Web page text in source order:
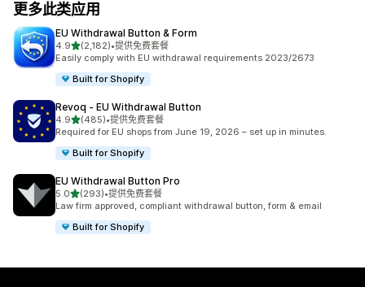
更多此类应用
EU Withdrawal Button & Form
4.9星（满分 5 星）
(2,182)
总共 2182 条评论
•提供免费套餐
Easily comply with EU withdrawal requirements 2023/2673
Built for Shopify
Revoq ‑ EU Withdrawal Button
4.9星（满分 5 星）
(485)
总共 485 条评论
•提供免费套餐
Required for EU shops from June 19, 2026 – set up in minutes.
Built for Shopify
EU Withdrawal Button Pro
5.0星（满分 5 星）
(293)
总共 293 条评论
•提供免费套餐
Law firm approved, compliant withdrawal button, form & email
Built for Shopify